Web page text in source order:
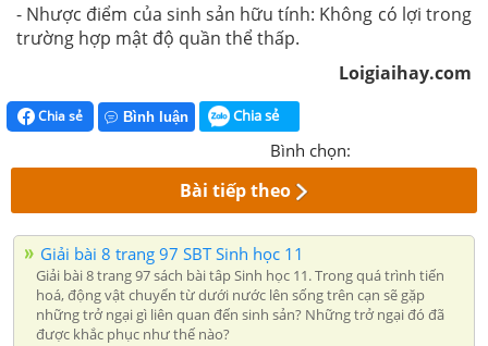
- Nhược điểm của sinh sản hữu tính: Không có lợi trong
trường hợp mật độ quần thể thấp.
Loigiaihay.com
Chia sẻ Bình luận Chia sẻ
Bình chọn:
Bài tiếp theo
Giải bài 8 trang 97 SBT Sinh học 11
Giải bài 8 trang 97 sách bài tâp Sinh học 11. Trong quá trình tiến
hoá, động vật chuyển từ dưới nước lên sống trên cạn sẽ gặp
những trở ngại gì liên quan đến sinh sản? Những trở ngại đó đã
được khắc phục như thế nào?